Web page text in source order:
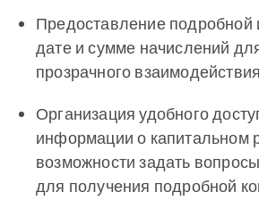
Предоставление
дате и сумме начислений
прозрачного
Организация удобного
информации о капитальном
возможности задать
для получения подробной